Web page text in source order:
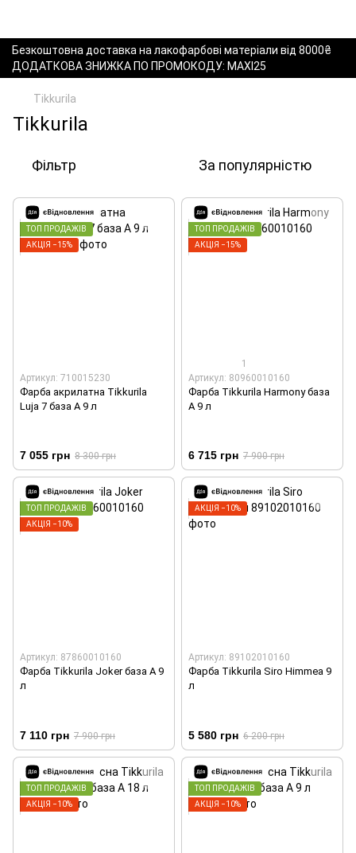
Безкоштовна доставка на лакофарбові матеріали від 8000₴
ДОДАТКОВА ЗНИЖКА ПО ПРОМОКОДУ: MAXI25
Tikkurila
Tikkurila
Фільтр За популярністю
ТОП ПРОДАЖІВ
АКЦІЯ −15%
Артикул: 710015230
Фарба акрилатна Tikkurila
Luja 7 база А 9 л
7 055 грн 8 300 грн
ТОП ПРОДАЖІВ
АКЦІЯ −15%
1
Артикул: 80960010160
Фарба Tikkurila Harmony база
А 9 л
6 715 грн 7 900 грн
ТОП ПРОДАЖІВ
АКЦІЯ −10%
Артикул: 87860010160
Фарба Tikkurila Joker база А 9
л
7 110 грн 7 900 грн
АКЦІЯ −10%
Артикул: 89102010160
Фарба Tikkurila Siro Himmea 9
л
5 580 грн 6 200 грн
ТОП ПРОДАЖІВ
АКЦІЯ −10%
ТОП ПРОДАЖІВ
АКЦІЯ −10%